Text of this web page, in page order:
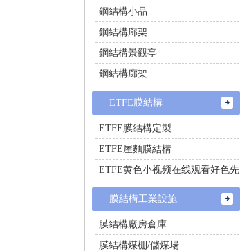
鋼結構小品
鋼結構廊架
鋼結構景觀亭
鋼結構廊架
ETFE膜結構
ETFE膜結構定製
ETFE屋麵膜結構
ETFE黄色小视频在线观看好色先
生
膜結構工業設施
膜結構廠房倉庫
膜結構煤棚/儲煤場